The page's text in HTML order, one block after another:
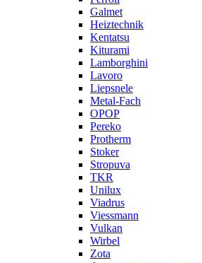
Galmet
Heiztechnik
Kentatsu
Kiturami
Lamborghini
Lavoro
Liepsnele
Metal-Fach
OPOP
Pereko
Protherm
Stoker
Stropuva
TKR
Unilux
Viadrus
Viessmann
Vulkan
Wirbel
Zota